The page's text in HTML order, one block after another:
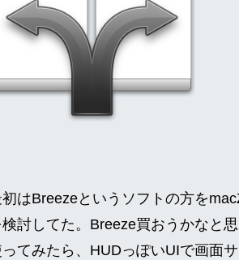
はBreezeというソフトの方を
検討してた。Breeze買おうかなと
てみたら、HUDっぽいUIで画面